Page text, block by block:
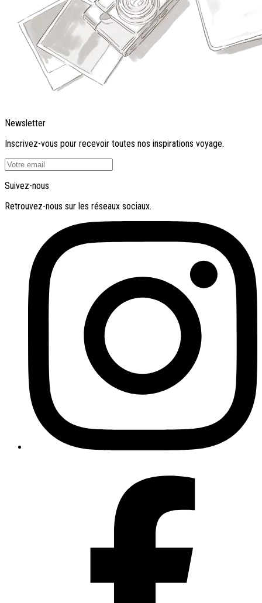
Newsletter
Inscrivez-vous pour recevoir toutes nos inspirations voyage.
Suivez-nous
Retrouvez-nous sur les réseaux sociaux.